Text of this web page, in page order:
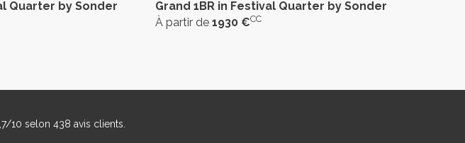
Quarter by Sonder
Grand 1BR in Festival Quarter by Sonder
À partir de 1930 €CC
/10 selon 438 avis clients.